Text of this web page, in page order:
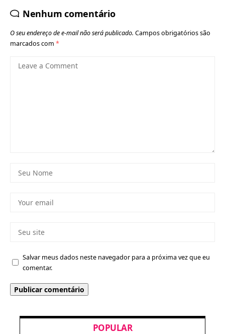
Nenhum comentário
O seu endereço de e-mail não será publicado. Campos obrigatórios são
marcados com *
Salvar meus dados neste navegador para a próxima vez que eu
comentar.
POPULAR